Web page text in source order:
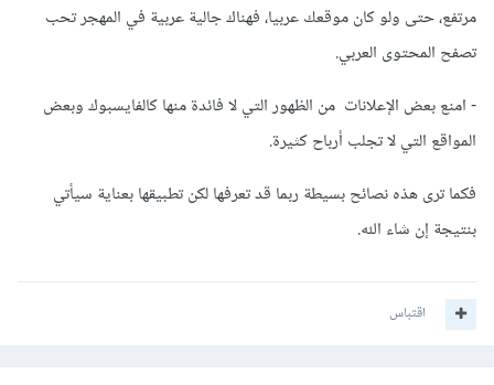
مرتفع، حتى ولو كان موقعك عربيا، فهناك جالية عربية في المهجر تحب
تصفح المحتوى العربي.
- امنع بعض الإعلانات من الظهور التي لا فائدة منها كالفايسبوك وبعض
المواقع التي لا تجلب أرباح كثيرة.
فكما ترى هذه نصائح بسيطة ربما قد تعرفها لكن تطبيقها بعناية سيأتي
بنتيجة إن شاء الله.
اقتباس